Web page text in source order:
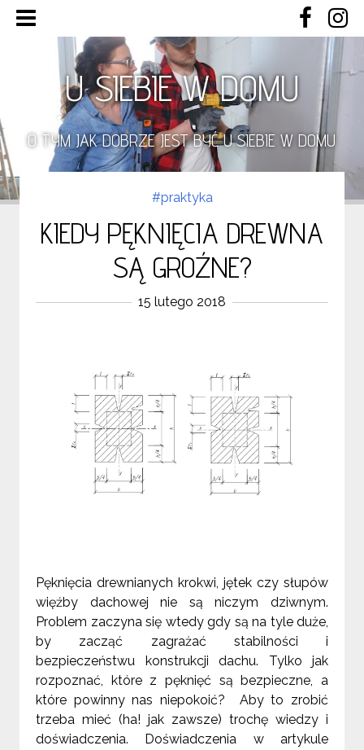
U SIEBIE W DOMU
O TYM JAK DOBRZE JEST BYĆ U SIEBIE W DOMU
#praktyka
KIEDY PĘKNIĘCIA DREWNA
SĄ GROŹNE?
15 lutego 2018
Pęknięcia drewnianych krokwi, jętek czy słupów
więźby dachowej nie są niczym dziwnym.
Problem zaczyna się wtedy gdy są na tyle duże,
by zacząć zagrażać stabilności i
bezpieczeństwu konstrukcji dachu. Tylko jak
rozpoznać, które z pęknięć są bezpieczne, a
które powinny nas niepokoić? Aby to zrobić
trzeba mieć (ha! jak zawsze) trochę wiedzy i
doświadczenia. Doświadczenia w artykule